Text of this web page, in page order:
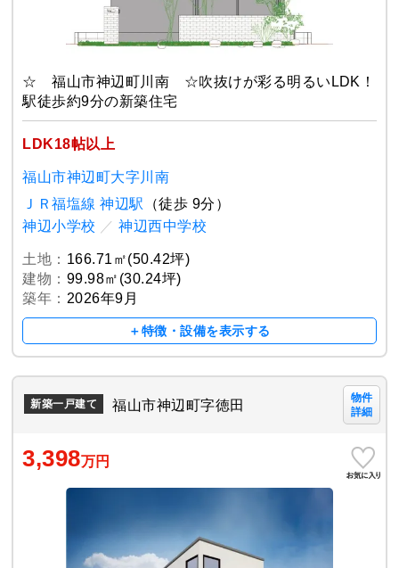
☆ 福山市神辺町川南 ☆吹抜けが彩る明るいLDK！
駅徒歩約9分の新築住宅
LDK18帖以上
福山市神辺町大字川南
ＪＲ福塩線 神辺駅
（徒歩 9分）
神辺小学校 ／ 神辺西中学校
土地： 166.71㎡(50.42坪)
建物： 99.98㎡(30.24坪)
築年： 2026年9月
＋特徴・設備を表示する
新築一戸建て 福山市神辺町字徳田
物件
詳細
3,398万円